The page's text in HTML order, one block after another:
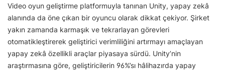
Video oyun geliştirme platformuyla tanınan Unity, yapay zekâ
alanında da öne çıkan bir oyuncu olarak dikkat çekiyor. Şirket
yakın zamanda karmaşık ve tekrarlayan görevleri
otomatikleştirerek geliştirici verimliliğini artırmayı amaçlayan
yapay zekâ özellikli araçlar piyasaya sürdü. Unity’nin
araştırmasına göre, geliştiricilerin 96%’sı hâlihazırda yapay